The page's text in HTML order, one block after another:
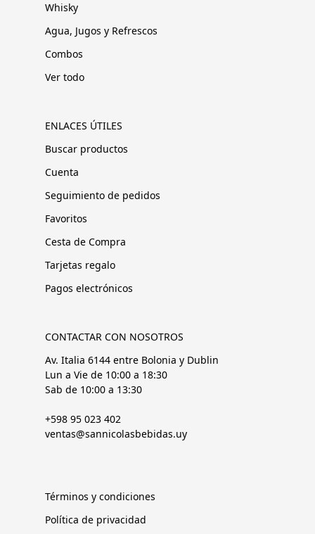
Whisky
Agua, Jugos y Refrescos
Combos
Ver todo
ENLACES ÚTILES
Buscar productos
Cuenta
Seguimiento de pedidos
Favoritos
Cesta de Compra
Tarjetas regalo
Pagos electrónicos
CONTACTAR CON NOSOTROS
Av. Italia 6144 entre Bolonia y Dublin
Lun a Vie de 10:00 a 18:30
Sab de 10:00 a 13:30
+598 95 023 402
ventas@sannicolasbebidas.uy
Términos y condiciones
Política de privacidad